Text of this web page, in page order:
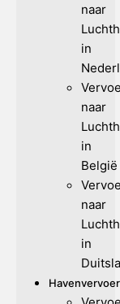
naar
in
naar
in
België
naar
in
Havenvervoer